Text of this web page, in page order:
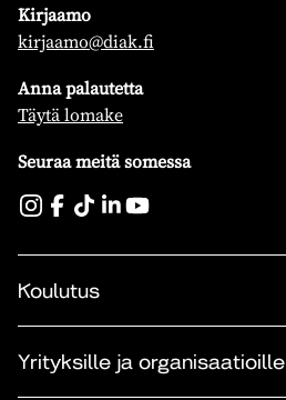
Kirjaamo
kirjaamo@diak.fi
Anna palautetta
Täytä lomake
Seuraa meitä somessa
Koulutus
Yrityksille ja organisaatioille